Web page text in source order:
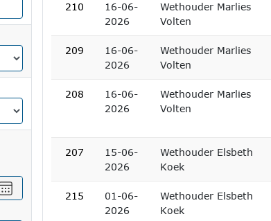
Selecteer
een
210
16-06-
2026
Wethouder Marlies
Volten
209
16-06-
2026
Wethouder Marlies
Volten
208
16-06-
2026
Wethouder Marlies
Volten
207
15-06-
2026
Wethouder Elsbeth
Koek
215
01-06-
2026
Wethouder Elsbeth
Koek